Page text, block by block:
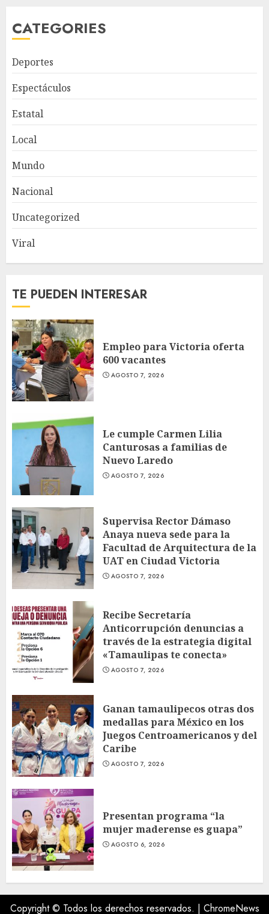
CATEGORIES
Deportes
Espectáculos
Estatal
Local
Mundo
Nacional
Uncategorized
Viral
TE PUEDEN INTERESAR
Empleo para Victoria oferta
600 vacantes
AGOSTO 7, 2026
Le cumple Carmen Lilia
Canturosas a familias de
Nuevo Laredo
AGOSTO 7, 2026
Supervisa Rector Dámaso
Anaya nueva sede para la
Facultad de Arquitectura de la
UAT en Ciudad Victoria
AGOSTO 7, 2026
Recibe Secretaría
Anticorrupción denuncias a
través de la estrategia digital
«Tamaulipas te conecta»
AGOSTO 7, 2026
Ganan tamaulipecos otras dos
medallas para México en los
Juegos Centroamericanos y del
Caribe
AGOSTO 7, 2026
Presentan programa “la
mujer maderense es guapa”
AGOSTO 6, 2026
Copyright © Todos los derechos reservados. | ChromeNews